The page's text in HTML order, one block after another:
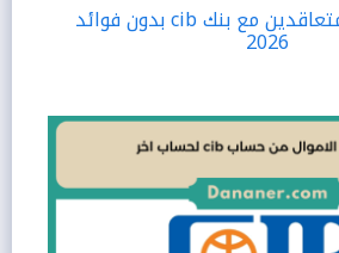
قائمة التجار المتعاقدين مع بنك cib بدون فوائد
2026